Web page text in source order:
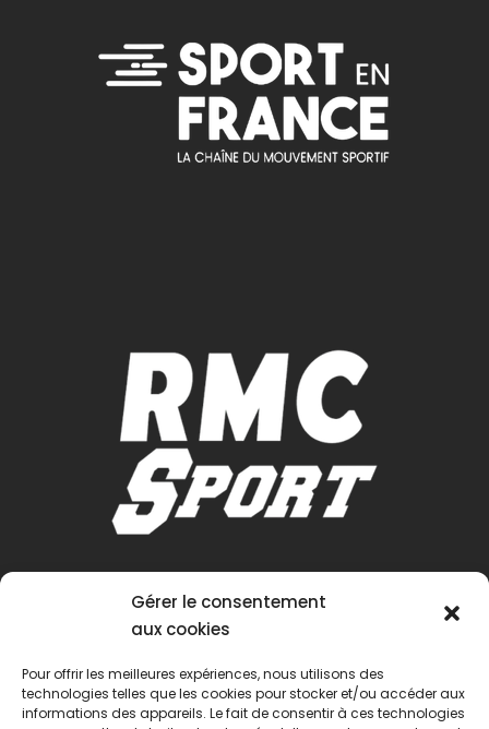
Gérer le consentement
aux cookies
Pour offrir les meilleures expériences, nous utilisons des
technologies telles que les cookies pour stocker et/ou accéder aux
informations des appareils. Le fait de consentir à ces technologies